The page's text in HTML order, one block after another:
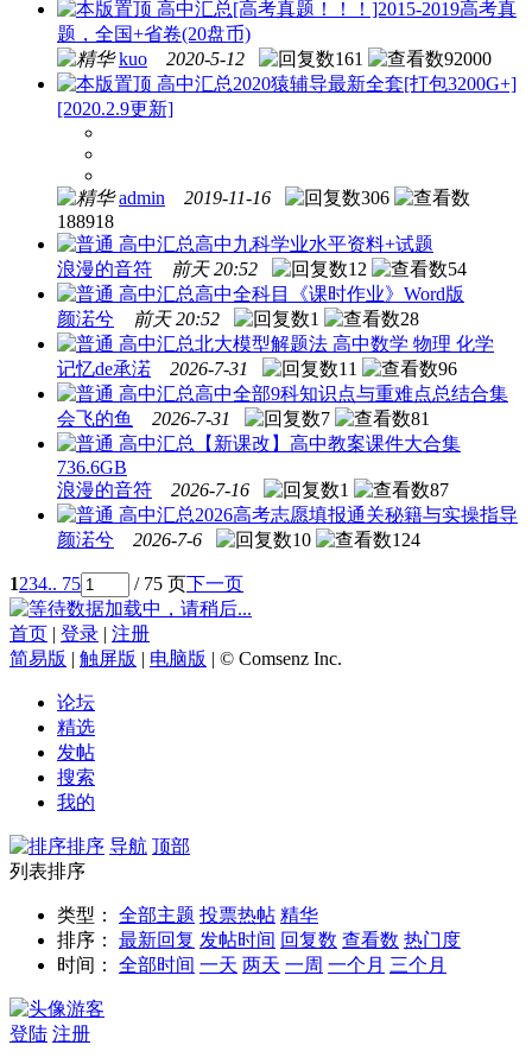
高中汇总[高考真题！！！]2015-2019高考真
题，全国+省卷(20盘币)
kuo
2020-5-12 161
92000
高中汇总2020猿辅导最新全套[打包3200G+]
[2020.2.9更新]
admin 2019-11-16
306
188918
高中汇总高中九科学业水平资料+试题
浪漫的音符
前天 20:52 12
54
高中汇总高中全科目《课时作业》Word版
颜渃兮
前天 20:52 1
28
高中汇总北大模型解题法 高中数学 物理 化学
记忆de承渃
2026-7-31 11
96
高中汇总高中全部9科知识点与重难点总结合集
会飞的鱼
2026-7-31 7
81
高中汇总
【新课改】高中教案课件大合集
736.6GB
浪漫的音符
2026-7-16 1
87
高中汇总2026高考志愿填报通关秘籍与实操指导
颜渃兮
2026-7-6 10 124
1234.. 75 / 75 页下一页
数据加载中，请稍后...
首页 | 登录 | 注册
简易版 | 触屏版 | 电脑版 | © Comsenz Inc.
论坛
精选
发帖
搜索
我的
排序 导航 顶部
列表排序
类型： 全部主题 投票热帖 精华
排序：
最新回复 发帖时间 回复数 查看数 热门度
时间：
全部时间 一天 两天 一周 一个月 三个月
游客
登陆 注册